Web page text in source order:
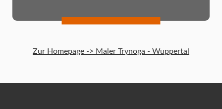
Zur Homepage -> Maler Trynoga - Wuppertal